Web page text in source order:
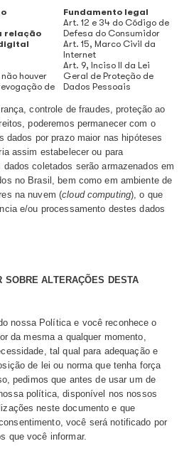
leia nossaPolítica de
SEGURANÇA DOS SEUS
práticas de segurança para
dos dados coletados,
contra uso indevido,
danos, sabotagens e roubo.
pessoais coletados são
compromisso de
nos termos desta
como controlador dos dados
operador de dados perante
realizar uso adequado dos
integridade, confidencialidade e
compromete a proteger os dados